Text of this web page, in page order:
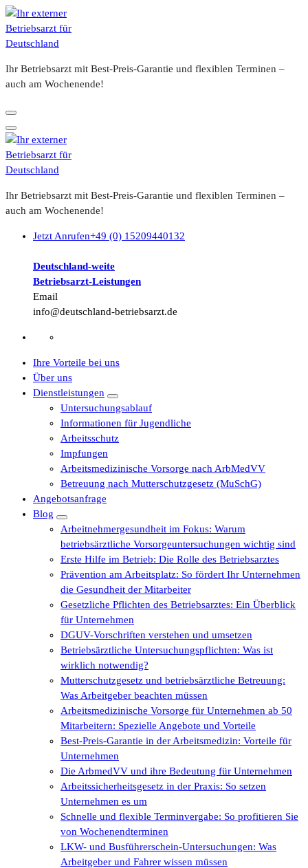
Zum
Inhalt
springen
Ihr Betriebsarzt mit Best-Preis-Garantie und flexiblen Terminen –
auch am Wochenende!
Ihr Betriebsarzt mit Best-Preis-Garantie und flexiblen Terminen –
auch am Wochenende!
Jetzt Anrufen+49 (0) 15209440132
Deutschland-weite
Betriebsarzt-Leistungen
Email
info@deutschland-betriebsarzt.de
Ihre Vorteile bei uns
Über uns
Dienstleistungen
Untersuchungsablauf
Informationen für Jugendliche
Arbeitsschutz
Impfungen
Arbeitsmedizinische Vorsorge nach ArbMedVV
Betreuung nach Mutterschutzgesetz (MuSchG)
Angebotsanfrage
Blog
Arbeitnehmergesundheit im Fokus: Warum
betriebsärztliche Vorsorgeuntersuchungen wichtig sind
Erste Hilfe im Betrieb: Die Rolle des Betriebsarztes
Prävention am Arbeitsplatz: So fördert Ihr Unternehmen
die Gesundheit der Mitarbeiter
Gesetzliche Pflichten des Betriebsarztes: Ein Überblick
für Unternehmen
DGUV-Vorschriften verstehen und umsetzen
Betriebsärztliche Untersuchungspflichten: Was ist
wirklich notwendig?
Mutterschutzgesetz und betriebsärztliche Betreuung:
Was Arbeitgeber beachten müssen
Arbeitsmedizinische Vorsorge für Unternehmen ab 50
Mitarbeitern: Spezielle Angebote und Vorteile
Best-Preis-Garantie in der Arbeitsmedizin: Vorteile für
Unternehmen
Die ArbmedVV und ihre Bedeutung für Unternehmen
Arbeitssicherheitsgesetz in der Praxis: So setzen
Unternehmen es um
Schnelle und flexible Terminvergabe: So profitieren Sie
von Wochenendterminen
LKW- und Busführerschein-Untersuchungen: Was
Arbeitgeber und Fahrer wissen müssen